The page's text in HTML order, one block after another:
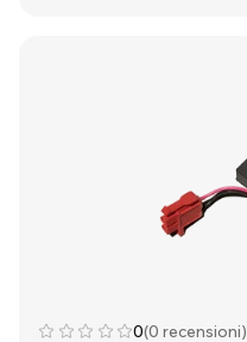
0(0 recensioni)